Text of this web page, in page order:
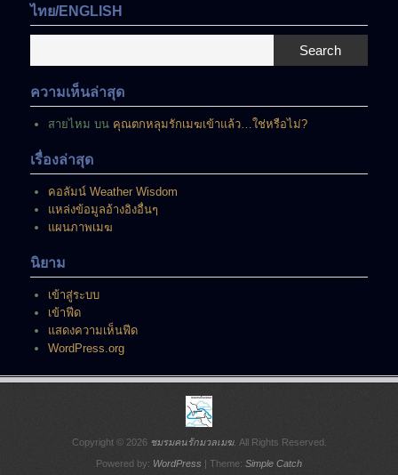
มี
อยู่
ไทย/ENGLISH
Search
ความเห็นล่าสุด
สายไหม บน คุณตกหลุมรักเมฆเข้าแล้ว…ใช่หรือไม่?
เรื่องล่าสุด
คอลัมน์ Weather Wisdom
แหล่งข้อมูลอ้างอิงอื่นๆ
แผนภาพเมฆ
นิยาม
เข้าสู่ระบบ
เข้าฟีด
แสดงความเห็นฟีด
WordPress.org
Copyright © 2026 ชมรมคนรักมวลเมฆ. All Rights Reserved.
Powered by: WordPress | Theme: Simple Catch